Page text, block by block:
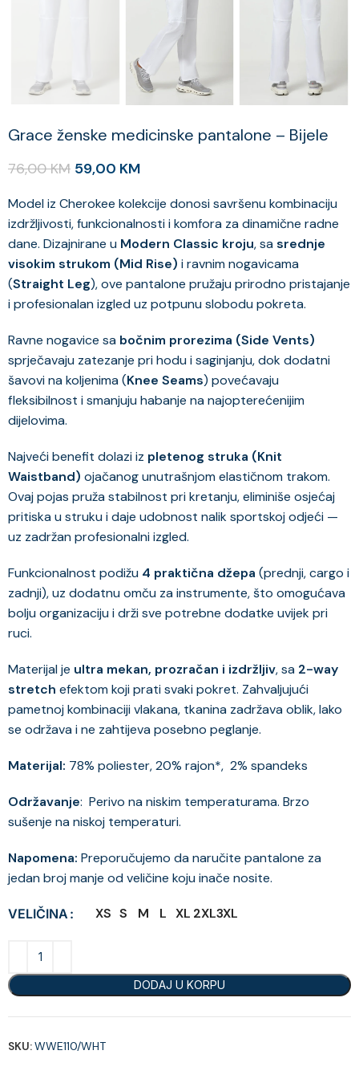
Grace ženske medicinske pantalone – Bijele
76,00KM 59,00 KM
Model iz Cherokee kolekcije donosi savršenu kombinaciju
izdržljivosti, funkcionalnosti i komfora za dinamične radne
dane. Dizajnirane u Modern Classic kroju, sasrednje
visokim strukom (Mid Rise) i ravnim nogavicama
(Straight Leg), ove pantalone pružaju prirodno pristajanje
i profesionalan izgled uz potpunu slobodu pokreta.
Ravne nogavice sa bočnim prorezima (Side Vents)
sprječavaju zatezanje pri hodu i saginjanju, dok dodatni
šavovi na koljenima (Knee Seams) povećavaju
fleksibilnost i smanjuju habanje na najopterećenijim
dijelovima.
Najveći benefit dolazi iz pletenog struka (Knit
Waistband) ojačanog unutrašnjom elastičnom trakom.
Ovaj pojas pruža stabilnost pri kretanju, eliminiše osjećaj
pritiska u struku i daje udobnost nalik sportskoj odjeći —
uz zadržan profesionalni izgled.
Funkcionalnost podižu 4 praktična džepa (prednji, cargo i
zadnji), uz dodatnu omču za instrumente, što omogućava
bolju organizaciju i drži sve potrebne dodatke uvijek pri
ruci.
Materijal je ultra mekan, prozračan i izdržljiv, sa 2-way
stretch efektom koji prati svaki pokret. Zahvaljujući
pametnoj kombinaciji vlakana, tkanina zadržava oblik, lako
se održava i ne zahtijeva posebno peglanje.
Materijal: 78% poliester, 20% rajon*, 2% spandeks
Održavanje: Perivo na niskim temperaturama. Brzo
sušenje na niskoj temperaturi.
Napomena: Preporučujemo da naručite pantalone za
jedan broj manje od veličine koju inače nosite.
VELIČINA XS S M L XL 2XL3XL
DODAJ U KORPU
SKU:WWE110/WHT